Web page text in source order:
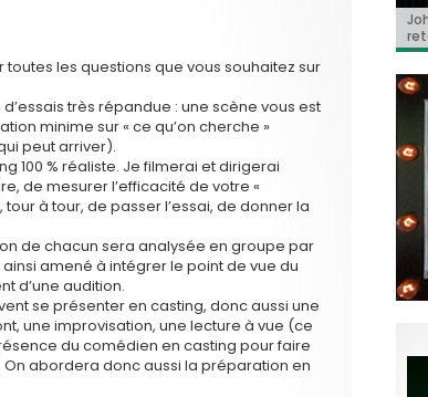
les questions que vous souhaitez sur
très répandue : une scène vous est
minime sur « ce qu’on cherche »
peut arriver).
100 % réaliste. Je filmerai et dirigerai
de mesurer l’efficacité de votre «
à tour, de passer l’essai, de donner la
de chacun sera analysée en groupe par
amené à intégrer le point de vue du
d’une audition.
se présenter en casting, donc aussi une
une improvisation, une lecture à vue (ce
du comédien en casting pour faire
On abordera donc aussi la préparation en
du
«
«